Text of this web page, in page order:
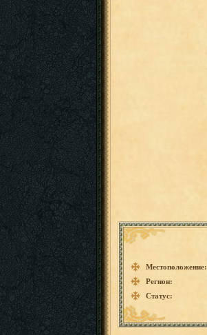
Местоположение:
Регион:
Статус: